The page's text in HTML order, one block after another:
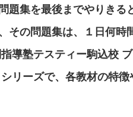
題集を最後までやりきる
その問題集は、１日何時
導塾テスティー駒込校
リーズで、各教材の特